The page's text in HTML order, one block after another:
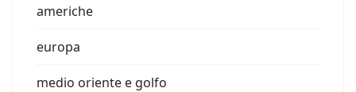
americhe
europa
medio oriente e golfo